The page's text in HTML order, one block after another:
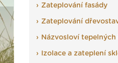
Fasády ETICS a
vše podstatné v kostce ›
ji tady
Zateplování fasády
Zateplování
Názvosloví tepelných
Izolace a zateplení